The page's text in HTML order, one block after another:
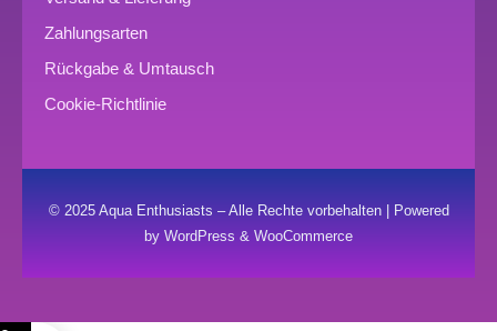
Zahlungsarten
Rückgabe & Umtausch
Cookie-Richtlinie
© 2025 Aqua Enthusiasts – Alle Rechte vorbehalten | Powered
by WordPress & WooCommerce